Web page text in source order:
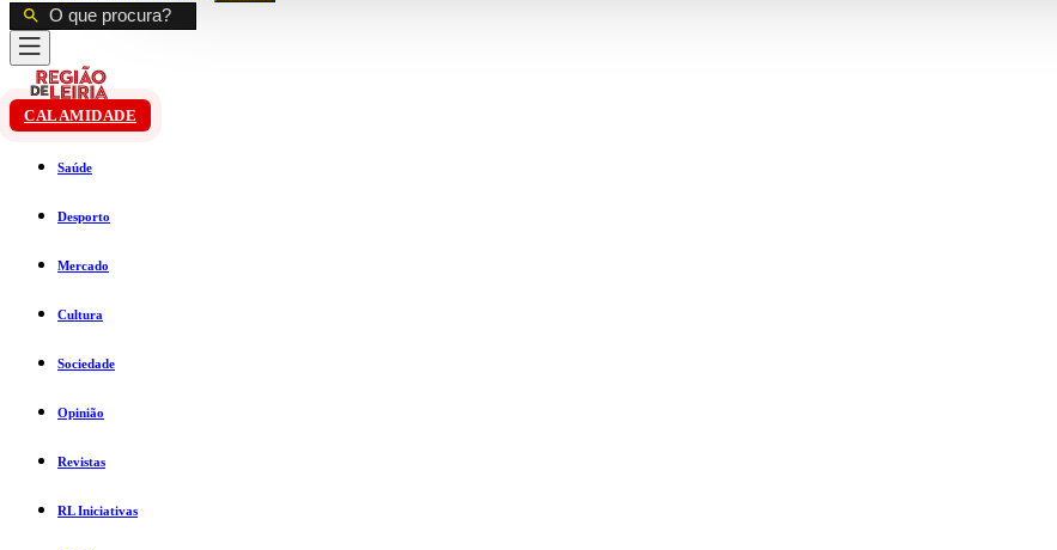
CALAMIDADE
Saúde
Desporto
Mercado
Cultura
Sociedade
Opinião
Revistas
RL Iniciativas